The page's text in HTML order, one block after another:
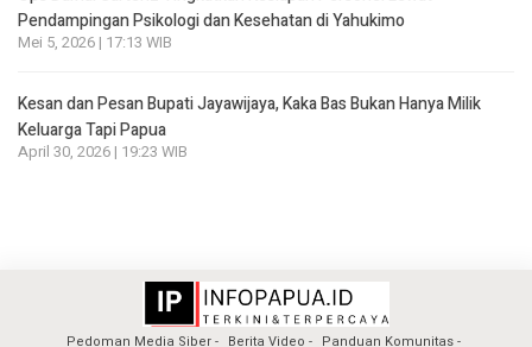
Pendampingan Psikologi dan Kesehatan di Yahukimo
Mei 5, 2026 | 17:13 WIB
Kesan dan Pesan Bupati Jayawijaya, Kaka Bas Bukan Hanya Milik
Keluarga Tapi Papua
April 30, 2026 | 19:23 WIB
Pedoman Media Siber Berita Video Panduan Komunitas